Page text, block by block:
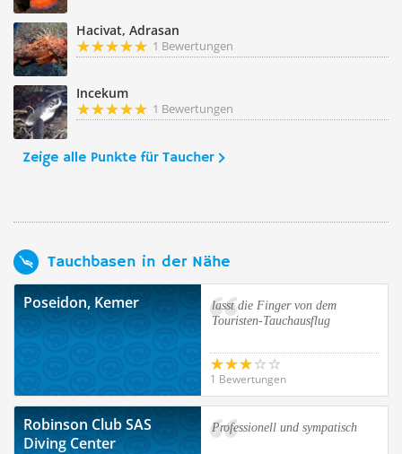
Hacivat, Adrasan
1 Bewertungen
Incekum
1 Bewertungen
Zeige alle Punkte für Taucher
Tauchbasen in der Nähe
Poseidon, Kemer
lasst die Finger von dem
Touristen-Tauchausflug
1 Bewertungen
Robinson Club SAS
Diving Center
Professionell und sympatisch